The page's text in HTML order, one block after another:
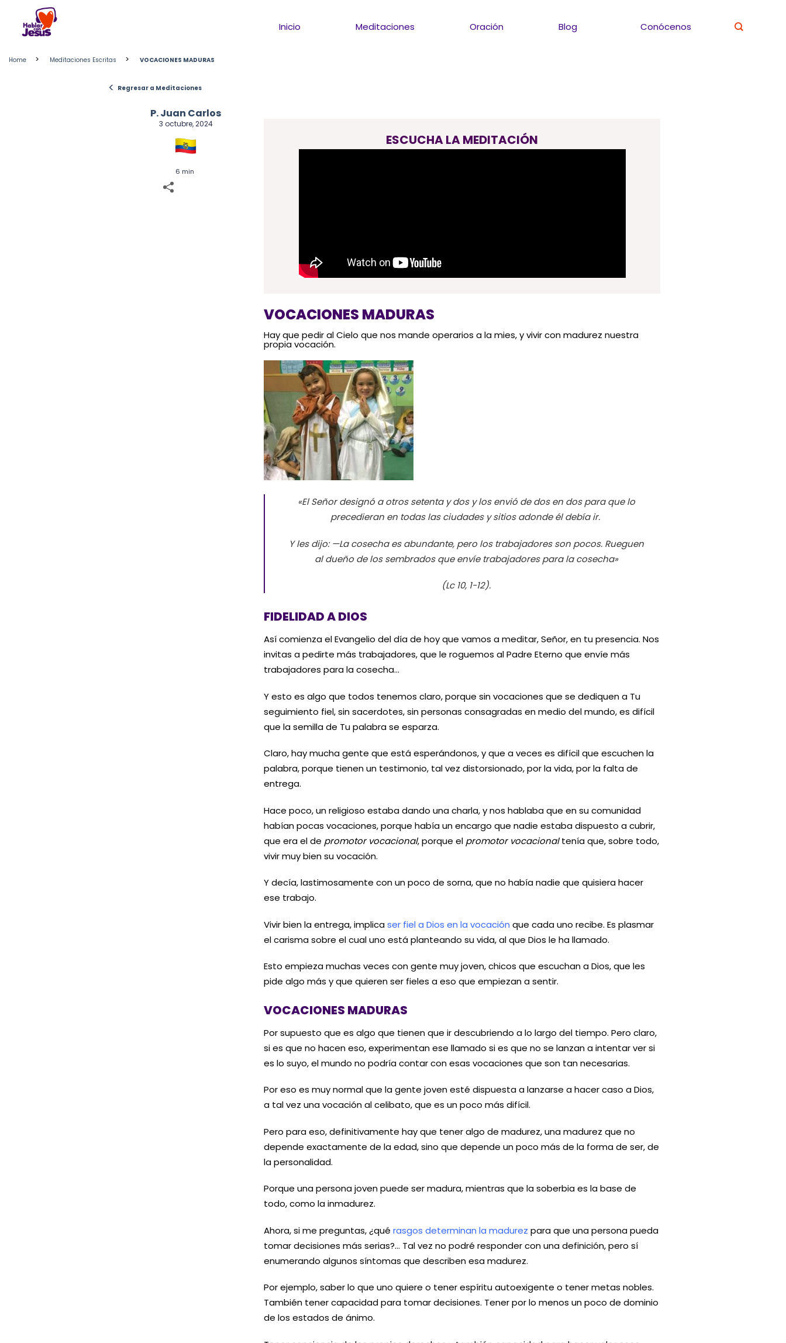
content
Inicio Meditaciones Oración Blog Conócenos
Home > Meditaciones Escritas > VOCACIONES MADURAS
< Regresar a Meditaciones
P. Juan Carlos
3 octubre, 2024
6 min
ESCUCHA LA MEDITACIÓN
VOCACIONES MADURAS
Hay que pedir al Cielo que nos mande operarios a la mies, y vivir con madurez nuestra
propia vocación.
«El Señor designó a otros setenta y dos y los envió de dos en dos para que lo
precedieran en todas las ciudades y sitios adonde él debía ir.
Y les dijo: —La cosecha es abundante, pero los trabajadores son pocos. Rueguen
al dueño de los sembrados que envíe trabajadores para la cosecha»
(Lc 10, 1-12).
FIDELIDAD A DIOS
Así comienza el Evangelio del día de hoy que vamos a meditar, Señor, en tu presencia. Nos
invitas a pedirte más trabajadores, que le roguemos al Padre Eterno que envíe más
trabajadores para la cosecha…
Y esto es algo que todos tenemos claro, porque sin vocaciones que se dediquen a Tu
seguimiento fiel, sin sacerdotes, sin personas consagradas en medio del mundo, es difícil
que la semilla de Tu palabra se esparza.
Claro, hay mucha gente que está esperándonos, y que a veces es difícil que escuchen la
palabra, porque tienen un testimonio, tal vez distorsionado, por la vida, por la falta de
entrega.
Hace poco, un religioso estaba dando una charla, y nos hablaba que en su comunidad
habían pocas vocaciones, porque había un encargo que nadie estaba dispuesto a cubrir,
que era el de promotor vocacional, porque el promotor vocacionaltenía que, sobre todo,
vivir muy bien su vocación.
Y decía, lastimosamente con un poco de sorna, que no había nadie que quisiera hacer
ese trabajo.
Vivir bien la entrega, implicaser fiel a Dios en la vocación que cada uno recibe. Es plasmar
el carisma sobre el cual uno está planteando su vida, al que Dios le ha llamado.
Esto empieza muchas veces con gente muy joven, chicos que escuchan a Dios, que les
pide algo más y que quieren ser fieles a eso que empiezan a sentir.
VOCACIONES MADURAS
Por supuesto que es algo que tienen que ir descubriendo a lo largo del tiempo. Pero claro,
si es que no hacen eso, experimentan ese llamado si es que no se lanzan a intentar ver si
es lo suyo, el mundo no podría contar con esas vocaciones que son tan necesarias.
Por eso es muy normal que la gente joven esté dispuesta a lanzarse a hacer caso a Dios,
a tal vez una vocación al celibato, que es un poco más difícil.
Pero para eso, definitivamente hay que tener algo de madurez, una madurez que no
depende exactamente de la edad, sino que depende un poco más de la forma de ser, de
la personalidad.
Porque una persona joven puede ser madura, mientras que la soberbia es la base de
todo, como la inmadurez.
Ahora, si me preguntas, ¿qué rasgos determinan la madurez para que una persona pueda
tomar decisiones más serias?… Tal vez no podré responder con una definición, pero sí
enumerando algunos síntomas que describen esa madurez.
Por ejemplo, saber lo que uno quiere o tener espíritu autoexigente o tener metas nobles.
También tener capacidad para tomar decisiones. Tener por lo menos un poco de dominio
de los estados de ánimo.